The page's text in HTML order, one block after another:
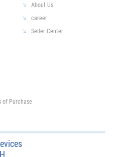
About Us
career
Seller Center
of Purchase